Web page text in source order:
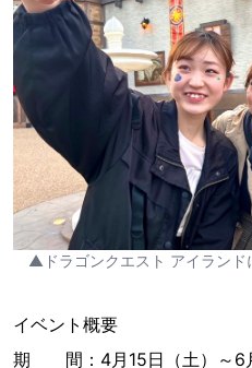
▲ドラゴンクエスト アイランド
イベント概要
期 間：4月15日（土）～6